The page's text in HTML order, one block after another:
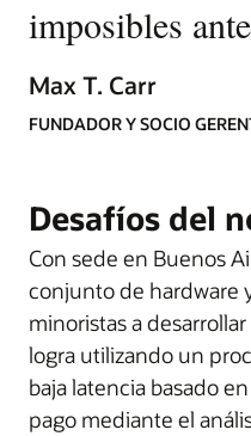
imposibles
Max T. Carr
FUNDADOR Y SOCIO
Desafíos del
Con sede en Buenos
conjunto de hardware
minoristas a
logra utilizando un
baja latencia basado
pago mediante el